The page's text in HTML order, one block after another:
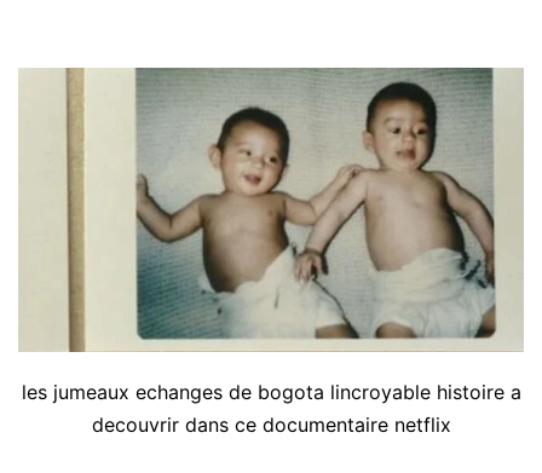
les jumeaux echanges de bogota lincroyable histoire a
decouvrir dans ce documentaire netflix